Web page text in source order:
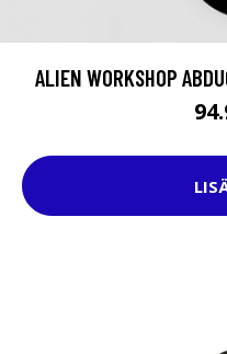
ALIEN WORKSHOP